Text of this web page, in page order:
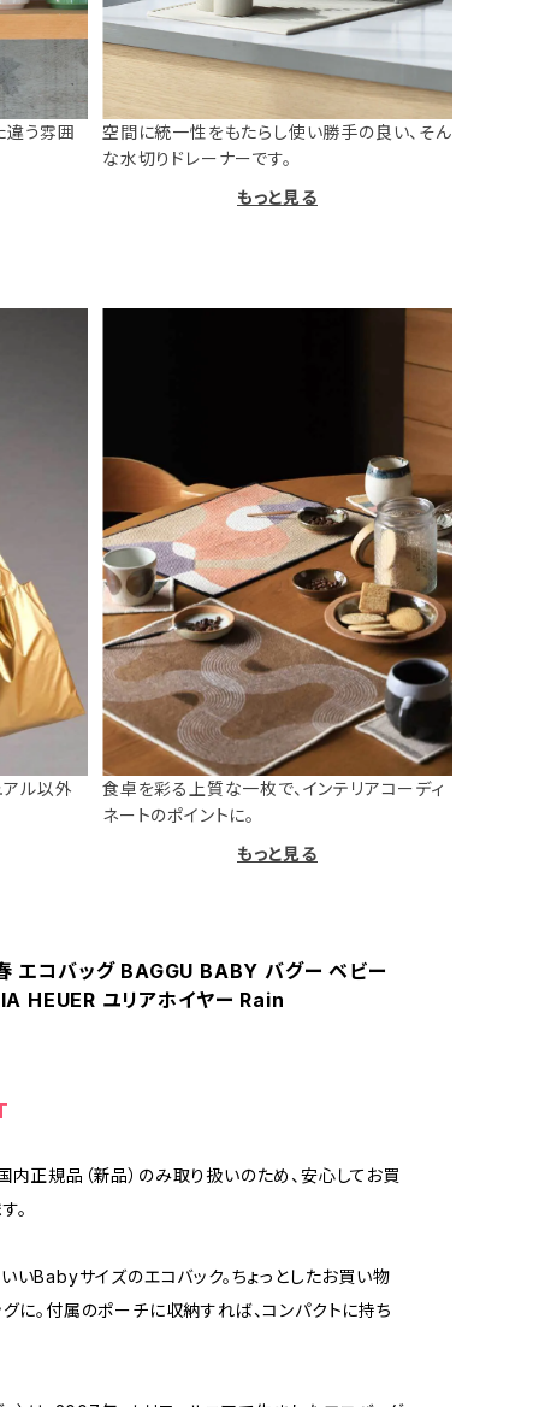
違う雰囲
空間に統一性をもたらし使い勝手の良い、そん
な水切りドレーナーです。
もっと見る
アル以外
食卓を彩る上質な一枚で、インテリアコーディ
ネートのポイントに。
もっと見る
エコバッグ BAGGU BABY バグー ベビー
HEUER ユリアホイヤー Rain
内正規品（新品）のみ取り扱いのため、安心してお買
。
いBabyサイズのエコバック。ちょっとしたお買い物
グに。付属のポーチに収納すれば、コンパクトに持ち